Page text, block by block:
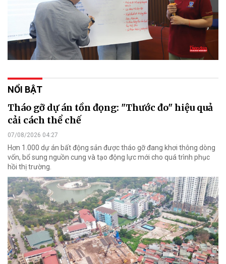
NỔI BẬT
Tháo gỡ dự án tồn đọng: "Thước đo" hiệu quả
cải cách thể chế
07/08/2026 04:27
Hơn 1.000 dự án bất động sản được tháo gỡ đang khơi thông dòng
vốn, bổ sung nguồn cung và tạo động lực mới cho quá trình phục
hồi thị trường.